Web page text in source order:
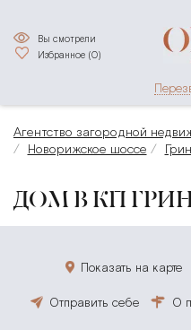
Избранное (0)
Вы смотрели
Агентство загородной
Новорижское шоссе
ДОМ В КП
Показать на карте
Отправить себе О